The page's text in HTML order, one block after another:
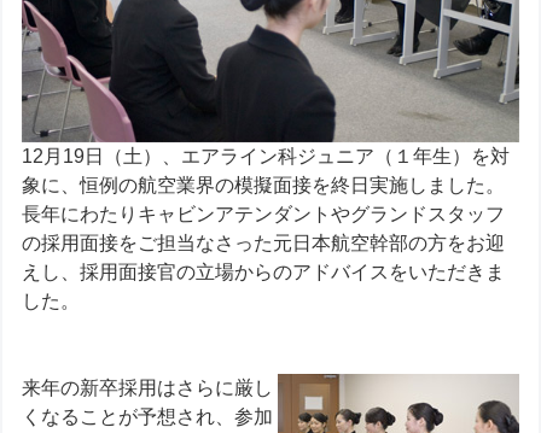
12月19日（土）、エアライン科ジュニア（１年生）を対
象に、恒例の航空業界の模擬面接を終日実施しました。
長年にわたりキャビンアテンダントやグランドスタッフ
の採用面接をご担当なさった元日本航空幹部の方をお迎
えし、採用面接官の立場からのアドバイスをいただきま
した。
来年の新卒採用はさらに厳し
くなることが予想され、参加